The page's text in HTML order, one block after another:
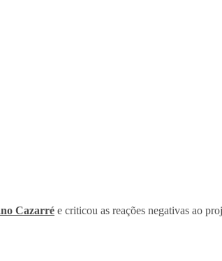
Cazarré e criticou as reações negativas ao